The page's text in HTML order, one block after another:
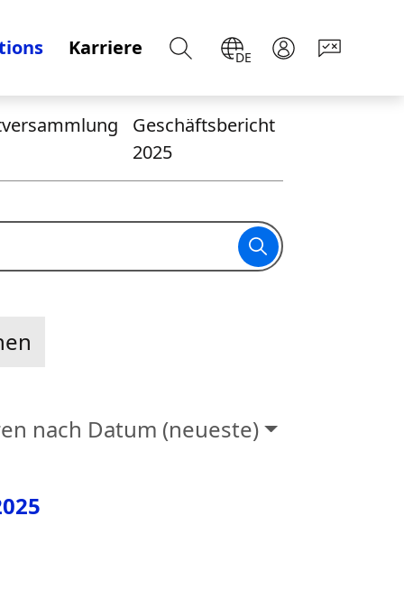
Karriere DE
Geschäftsbericht
2025
nach Datum (neueste)